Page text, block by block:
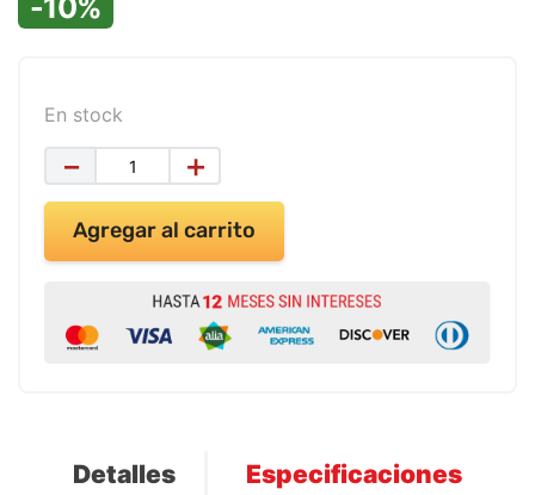
-10%
En stock
＋
－
Agregar al carrito
Detalles Especificaciones